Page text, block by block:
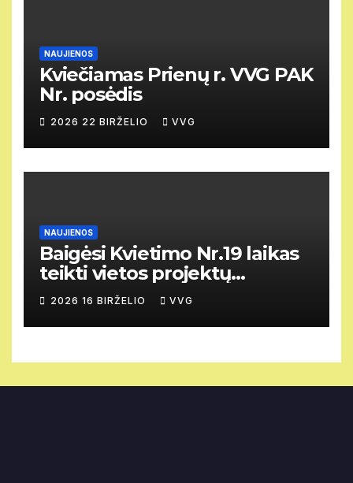
NAUJIENOS
Kviečiamas Prienų r. VVG PAK
Nr. posėdis
2026 22 BIRŽELIO VVG
NAUJIENOS
Baigėsi Kvietimo Nr.19 laikas
teikti vietos projektų
paraiškas.
2026 16 BIRŽELIO VVG